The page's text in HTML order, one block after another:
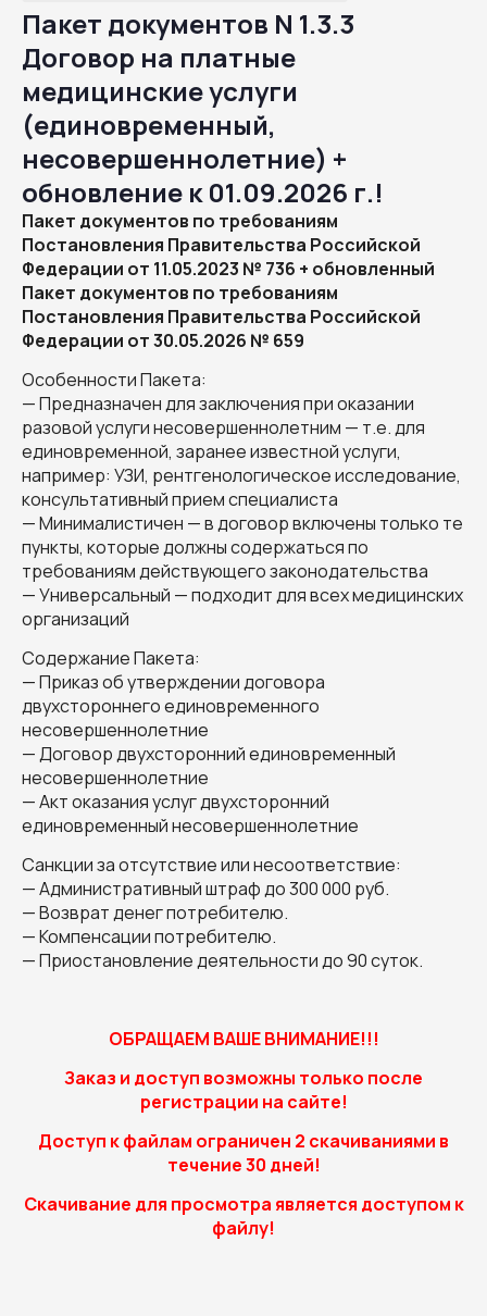
Пакет документов N 1.3.3
Договор на платные
медицинские услуги
(единовременный,
несовершеннолетние) +
обновление к 01.09.2026 г.!
Пакет документов по требованиям
Постановления Правительства Российской
Федерации от 11.05.2023 № 736 + обновленный
Пакет документов по требованиям
Постановления Правительства Российской
Федерации от 30.05.2026 № 659
Особенности Пакета:
— Предназначен для заключения при оказании
разовой услуги несовершеннолетним — т.е. для
единовременной, заранее известной услуги,
например: УЗИ, рентгенологическое исследование,
консультативный прием специалиста
— Минималистичен — в договор включены только те
пункты, которые должны содержаться по
требованиям действующего законодательства
— Универсальный — подходит для всех медицинских
организаций
Содержание Пакета:
— Приказ об утверждении договора
двухстороннего единовременного
несовершеннолетние
— Договор двухсторонний единовременный
несовершеннолетние
— Акт оказания услуг двухсторонний
единовременный несовершеннолетние
Санкции за отсутствие или несоответствие:
— Административный штраф до 300 000 руб.
— Возврат денег потребителю.
— Компенсации потребителю.
— Приостановление деятельности до 90 суток.
ОБРАЩАЕМ ВАШЕ ВНИМАНИЕ!!!
Заказ и доступ возможны только после
регистрации на сайте!
Доступ к файлам ограничен 2 скачиваниями в
течение 30 дней!
Скачивание для просмотра является доступом к
файлу!